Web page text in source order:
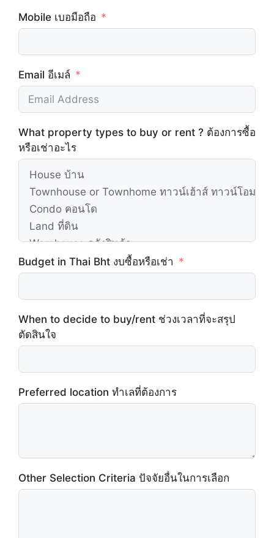
Mobile เบอมือถือ
Email อีเมล์
What property types to buy or rent ? ต้องการซื้อ
หรือเช่าอะไร
Budget in Thai Bht งบซื้อหรือเช่า
When to decide to buy/rent ช่วงเวลาที่จะสรุป
ตัดสินใจ
Preferred location ทำเลที่ต้องการ
Other Selection Criteria ปัจจัยอื่นในการเลือก